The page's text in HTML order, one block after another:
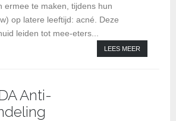
ermee te maken, tijdens hun
op latere leeftijd: acné. Deze
leiden tot mee-eters...
LEES MEER
Anti-